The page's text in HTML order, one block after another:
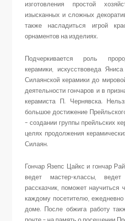
изготовления простой
изысканных и сложных
также насладиться игрой
орнаментов на изделиях.
Подчеркивается роль
керамики, искусствоведа
Силаянской керамики до
деятельности гончаров и в
керамиста П. Чернявска.
большое достижение
– создании группы прейльских
целях продолжения
Силаян.
Гончар Язепс Цайкс и гончар
ведет мастер-классы,
рассказчик, поможет научиться
каждому посетителю,
доме. После обжига работу